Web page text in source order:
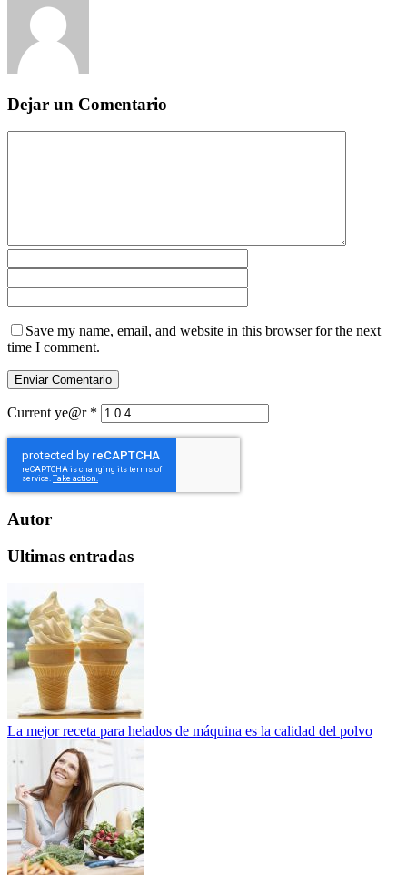
Dejar un Comentario
Save my name, email, and website in this browser for the next
time I comment.
Current ye@r *
Autor
Ultimas entradas
La mejor receta para helados de máquina es la calidad del polvo